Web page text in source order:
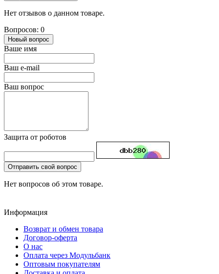
Нет отзывов о данном товаре.
Вопросов: 0
Новый вопрос
Ваше имя
Ваш e-mail
Ваш вопрос
Защита от роботов
Отправить свой вопрос
Нет вопросов об этом товаре.
Информация
Возврат и обмен товара
Договор-оферта
О нас
Оплата через Модульбанк
Оптовым покупателям